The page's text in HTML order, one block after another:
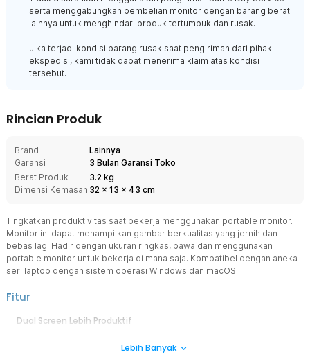
serta menggabungkan pembelian monitor dengan barang berat
lainnya untuk menghindari produk tertumpuk dan rusak.
Jika terjadi kondisi barang rusak saat pengiriman dari pihak
ekspedisi, kami tidak dapat menerima klaim atas kondisi
tersebut.
Rincian Produk
Brand
Lainnya
Garansi
3 Bulan Garansi Toko
Berat Produk
3.2 kg
Dimensi Kemasan 32 x 13 x 43 cm
Tingkatkan produktivitas saat bekerja menggunakan portable monitor.
Monitor ini dapat menampilkan gambar berkualitas yang jernih dan
bebas lag. Hadir dengan ukuran ringkas, bawa dan menggunakan
portable monitor untuk bekerja di mana saja. Kompatibel dengan aneka
seri laptop dengan sistem operasi Windows dan macOS.
Fitur
Dual Screen Lebih Produktif
mendukung multitasking. Dua layar bantu Anda membuka banyak
Lebih Banyak